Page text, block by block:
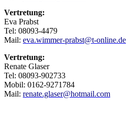
Vertretung:
Eva Prabst
Tel: 08093-4479
Mail: eva.wimmer-prabst@t-online.de
Vertretung:
Renate Glaser
Tel: 08093-902733
Mobil: 0162-9271784
Mail: renate.glaser@hotmail.com